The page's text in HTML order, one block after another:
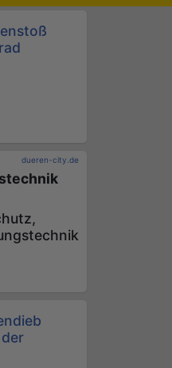
dueren-city.de